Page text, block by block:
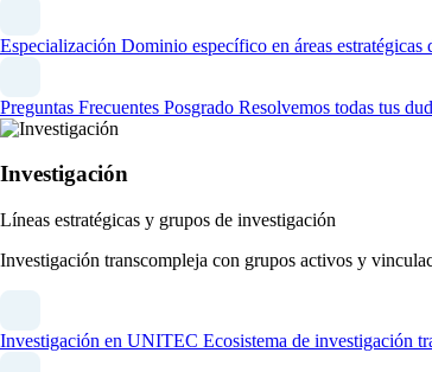
Especialización Dominio específico en áreas estratégicas
Preguntas Frecuentes Posgrado Resolvemos todas tus
Investigación
Líneas estratégicas y grupos de investigación
Investigación transcompleja con grupos activos y
Investigación en UNITEC Ecosistema de investigación